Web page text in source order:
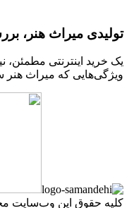
تولیدی میراث هنر،
یک خرید اینترنتی
ویژگی‌هایی که میراث هنر
کلیه حقوق این وب‌سایت محفوظ